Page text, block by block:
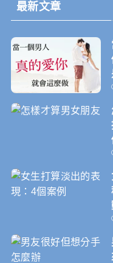
最新文章